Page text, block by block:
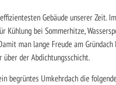
Gebäude unserer Zeit.
Kühlung bei Sommerhitze,
man lange Freude am
der Abdichtungsschicht.
begrüntes Umkehrdach die